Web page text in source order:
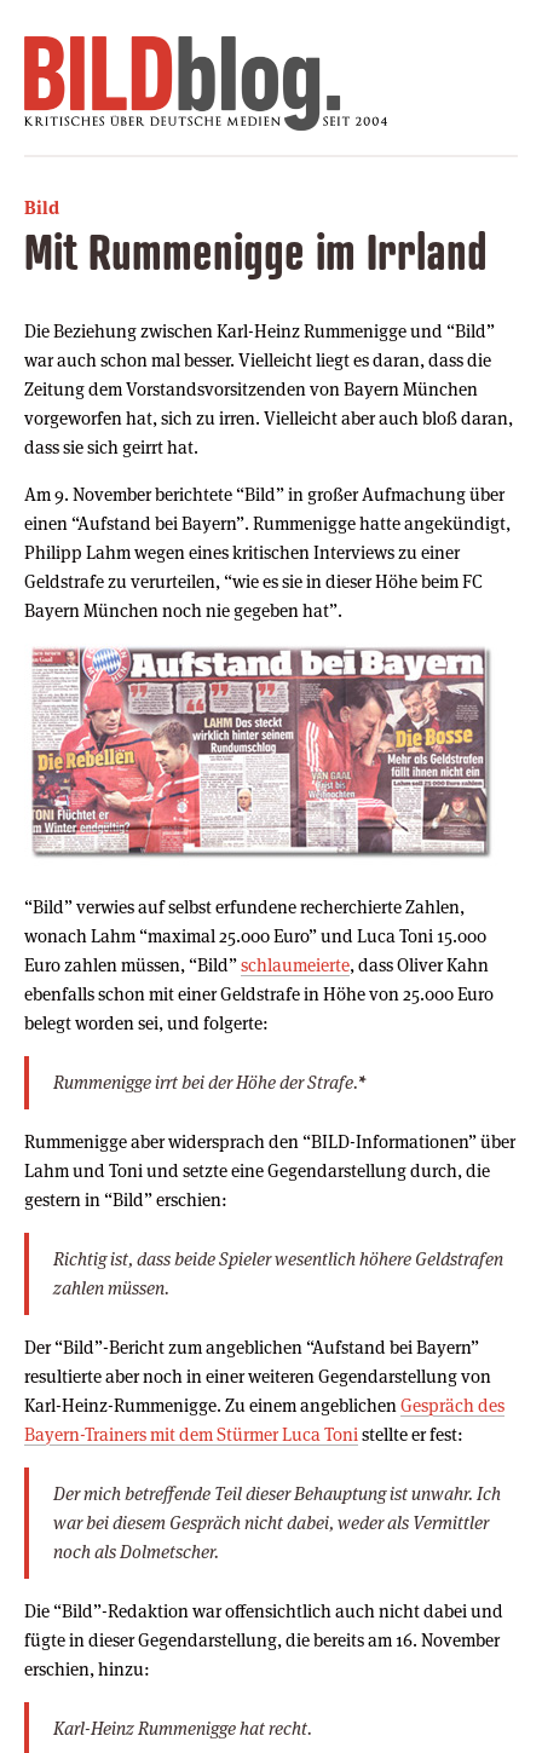
Bild
Mit Rummenigge im Irrland
Die Beziehung zwischen Karl-Heinz Rummenigge und “Bild”
war auch schon mal besser. Vielleicht liegt es daran, dass die
Zeitung dem Vorstandsvorsitzenden von Bayern München
vorgeworfen hat, sich zu irren. Vielleicht aber auch bloß daran,
dass sie sich geirrt hat.
Am 9. November berichtete “Bild” in großer Aufmachung über
einen “Aufstand bei Bayern”. Rummenigge hatte angekündigt,
Philipp Lahm wegen eines kritischen Interviews zu einer
Geldstrafe zu verurteilen, “wie es sie in dieser Höhe beim FC
Bayern München noch nie gegeben hat”.
“Bild” verwies auf selbst erfundene recherchierte Zahlen,
wonach Lahm “maximal 25.000 Euro” und Luca Toni 15.000
Euro zahlen müssen, “Bild”schlaumeierte, dass Oliver Kahn
ebenfalls schon mit einer Geldstrafe in Höhe von 25.000 Euro
belegt worden sei, und folgerte:
Rummenigge irrt bei der Höhe der Strafe.*
Rummenigge aber widersprach den “BILD-Informationen” über
Lahm und Toni und setzte eine Gegendarstellung durch, die
gestern in “Bild” erschien:
Richtig ist, dass beide Spieler wesentlich höhere Geldstrafen
zahlen müssen.
Der “Bild”-Bericht zum angeblichen “Aufstand bei Bayern”
resultierte aber noch in einer weiteren Gegendarstellung von
Karl-Heinz-Rummenigge. Zu einem angeblichen Gespräch des
Bayern-Trainers mit dem Stürmer Luca Toni stellte er fest:
Der mich betreffende Teil dieser Behauptung ist unwahr. Ich
war bei diesem Gespräch nicht dabei, weder als Vermittler
noch als Dolmetscher.
Die “Bild”-Redaktion war offensichtlich auch nicht dabei und
fügte in dieser Gegendarstellung, die bereits am 16. November
erschien, hinzu:
Karl-Heinz Rummenigge hat recht.